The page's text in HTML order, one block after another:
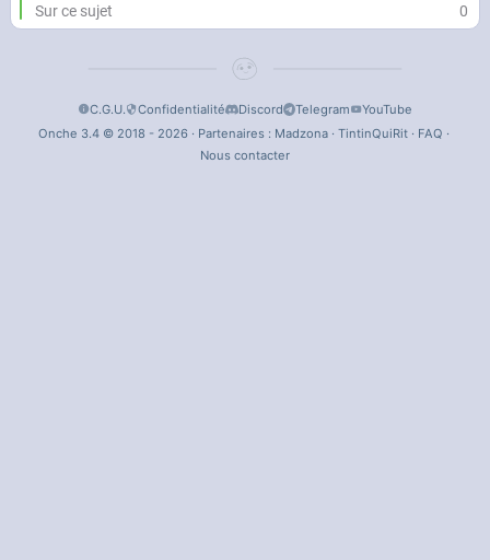
Sur ce sujet 0
C.G.U. Confidentialité Discord Telegram
YouTube
Onche 3.4 © 2018 - 2026 · Partenaires : Madzona· TintinQuiRit· FAQ ·
Nous contacter